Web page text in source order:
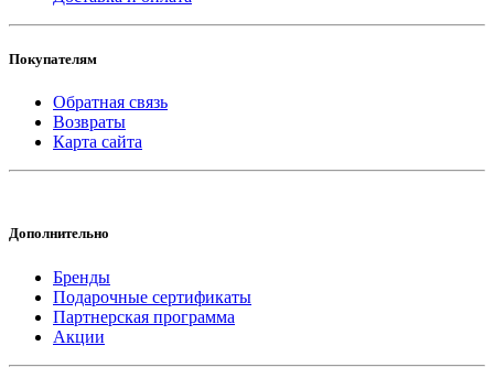
Покупателям
Обратная связь
Возвраты
Карта сайта
Дополнительно
Бренды
Подарочные сертификаты
Партнерская программа
Акции